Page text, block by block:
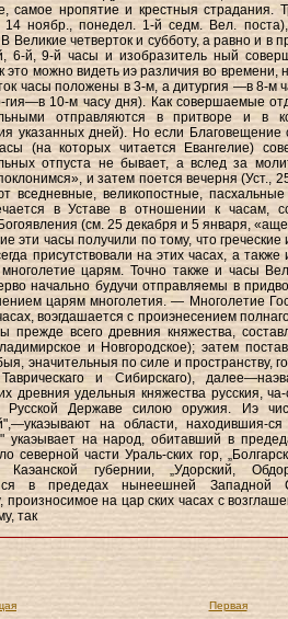
самое нропятие и крестныя
14 ноябр., понедел. 1-й седм. Вел.
Великие четверток и субботу, а равно и в
6-й, 9-й часы и изобразитель ный
это можно видеть иэ различия во
часы положены в 3-м, a дитургия —в 8-м
гия—в 10-м часу дня). Как совершаемые
отправляются в притворе и в
указанных дней). Но если Благовещение
(на которых читается Евангелие)
отпуста не бывает, a вслед за
и затем поется вечерня (Уст.,
вседневные, великопостные,
в Уставе в отношении к часам,
(см. 25 декабря и 5 января,
эти часы получили по тому, что
присутствовали на этих часах, а
многолетие царям. Точно также и часы
начально будучи отправляемы в
царям многолетия. — Многолетие
воэгдашается с проиэнесением
прежде всего древния княжества,
и Новгородское); эатем
эначительныя по силе и пространству,
Таврическаго и Сибирскаго),
древния удельныя княжества русския,
Русской Державе силою оружия. Иэ
на области, находившия-
укаэывает на народ, обитавший в
северной части Ураль-ских гор,
Каэанской губернии, „Удорский,
в предедах нынеешней Западной
произносимое на цар ских часах с
так
Первая